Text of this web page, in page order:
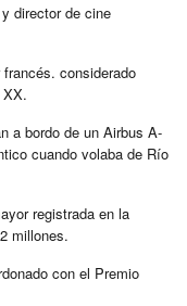
director de cine
considerado
a bordo de un Airbus A-
cuando volaba de Río
registrada en la
millones.
con el Premio